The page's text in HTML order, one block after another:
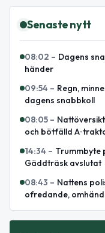
Senaste nytt
08:02 – Dagens
händer
09:54 – Regn,
dagens snabbkoll
08:05 –
och bötfälld
14:34 – Trummbyte
Gäddträsk avslutat
08:43 – Nattens
ofredande,